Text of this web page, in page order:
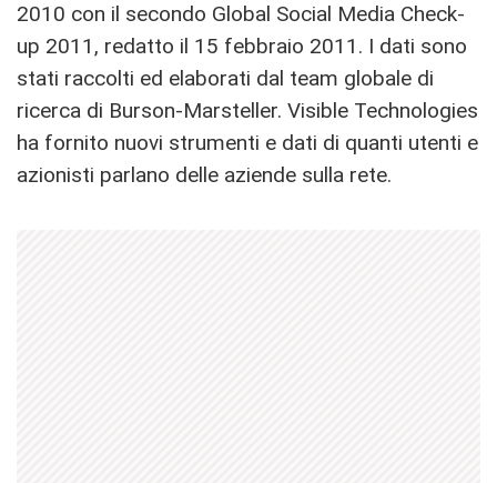
2010 con il secondo Global Social Media Check-
up 2011, redatto il 15 febbraio 2011. I dati sono
stati raccolti ed elaborati dal team globale di
ricerca di Burson-Marsteller. Visible Technologies
ha fornito nuovi strumenti e dati di quanti utenti e
azionisti parlano delle aziende sulla rete.